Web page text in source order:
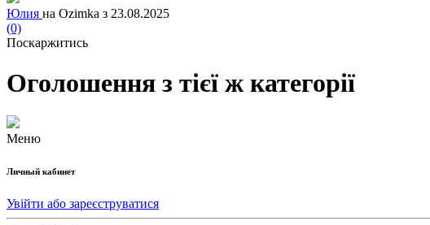
Юлия на Ozimka з 23.08.2025
(0)
Поскаржитись
Оголошення з тієї ж категорії
Меню
Личный кабинет
Увійти або зареєструватися